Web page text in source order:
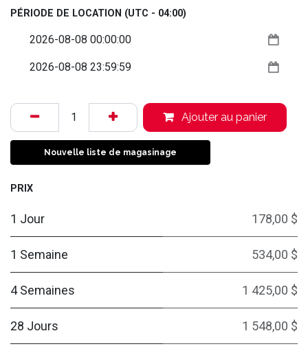
PÉRIODE DE LOCATION (UTC - 04:00)
Ajouter au panier
Nouvelle liste de magasinage
PRIX
1 Jour 178,00 $
1 Semaine 534,00 $
4 Semaines 1 425,00 $
28 Jours 1 548,00 $